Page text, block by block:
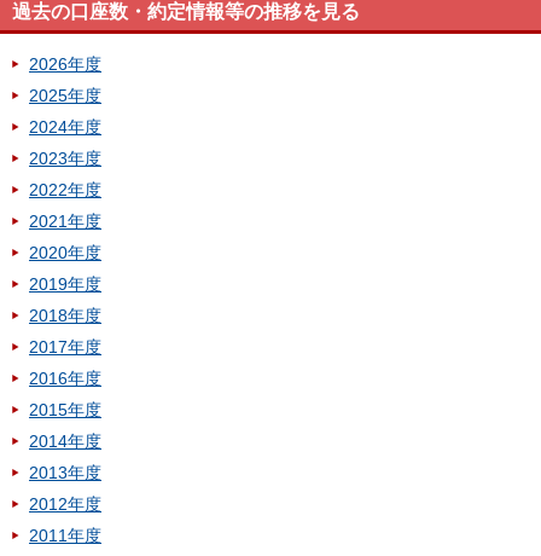
過去の口座数・約定情報等の推移を見る
2026年度
2025年度
2024年度
2023年度
2022年度
2021年度
2020年度
2019年度
2018年度
2017年度
2016年度
2015年度
2014年度
2013年度
2012年度
2011年度